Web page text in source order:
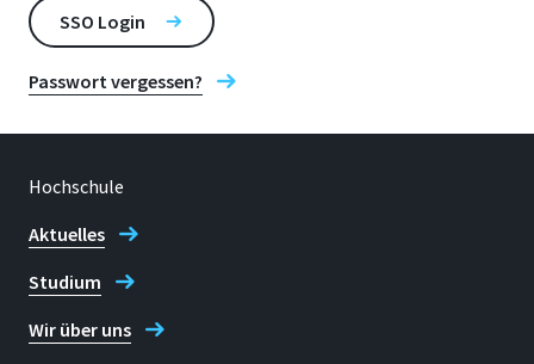
SSO Login
Passwort vergessen?
Hochschule
Aktuelles
Studium
Wir über uns